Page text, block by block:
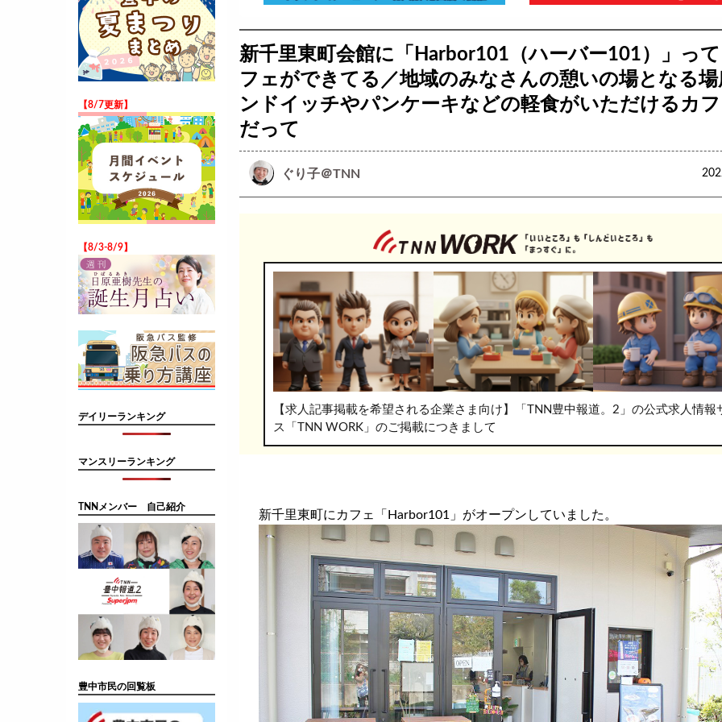
新千里東町会館に「Harbor101（ハーバー101）」っ
フェができてる／地域のみなさんの憩いの場となる
ンドイッチやパンケーキなどの軽食がいただけるカ
だって
ぐり子＠TNN
【求人記事掲載を希望される企業さま向け】「TNN豊中報道。2」の公式求人情報
ス「TNN WORK」のご掲載につきまして
新千里東町にカフェ「Harbor101」がオープンしていました。
【8/7更新】
【8/3-8/9】
デイリーランキング
マンスリーランキング
TNNメンバー 自己紹介
豊中市民の回覧板